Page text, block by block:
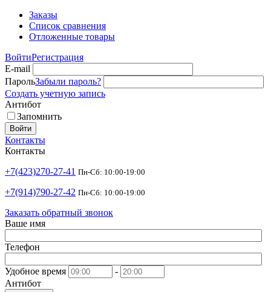
Заказы
Список сравнения
Отложенные товары
ВойтиРегистрация
E-mail
ПарольЗабыли пароль?
Создать учетную запись
Антибот
Запомнить
Войти
Контакты
Контакты
+7(423)270-27-41 Пн-Сб: 10:00-19:00
+7(914)790-27-42 Пн-Сб: 10:00-19:00
Заказать обратный звонок
Ваше имя
Телефон
Удобное время
-
Антибот